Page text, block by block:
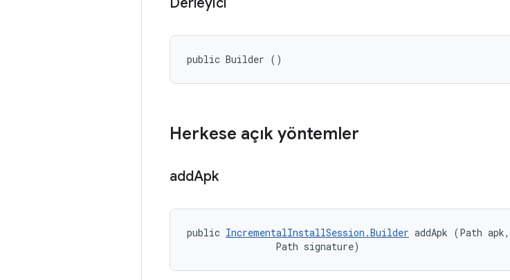
public Builder ()
Herkese açık yöntemler
addApk
public IncrementalInstallSession.Builder addApk (Path apk,
                Path signature)